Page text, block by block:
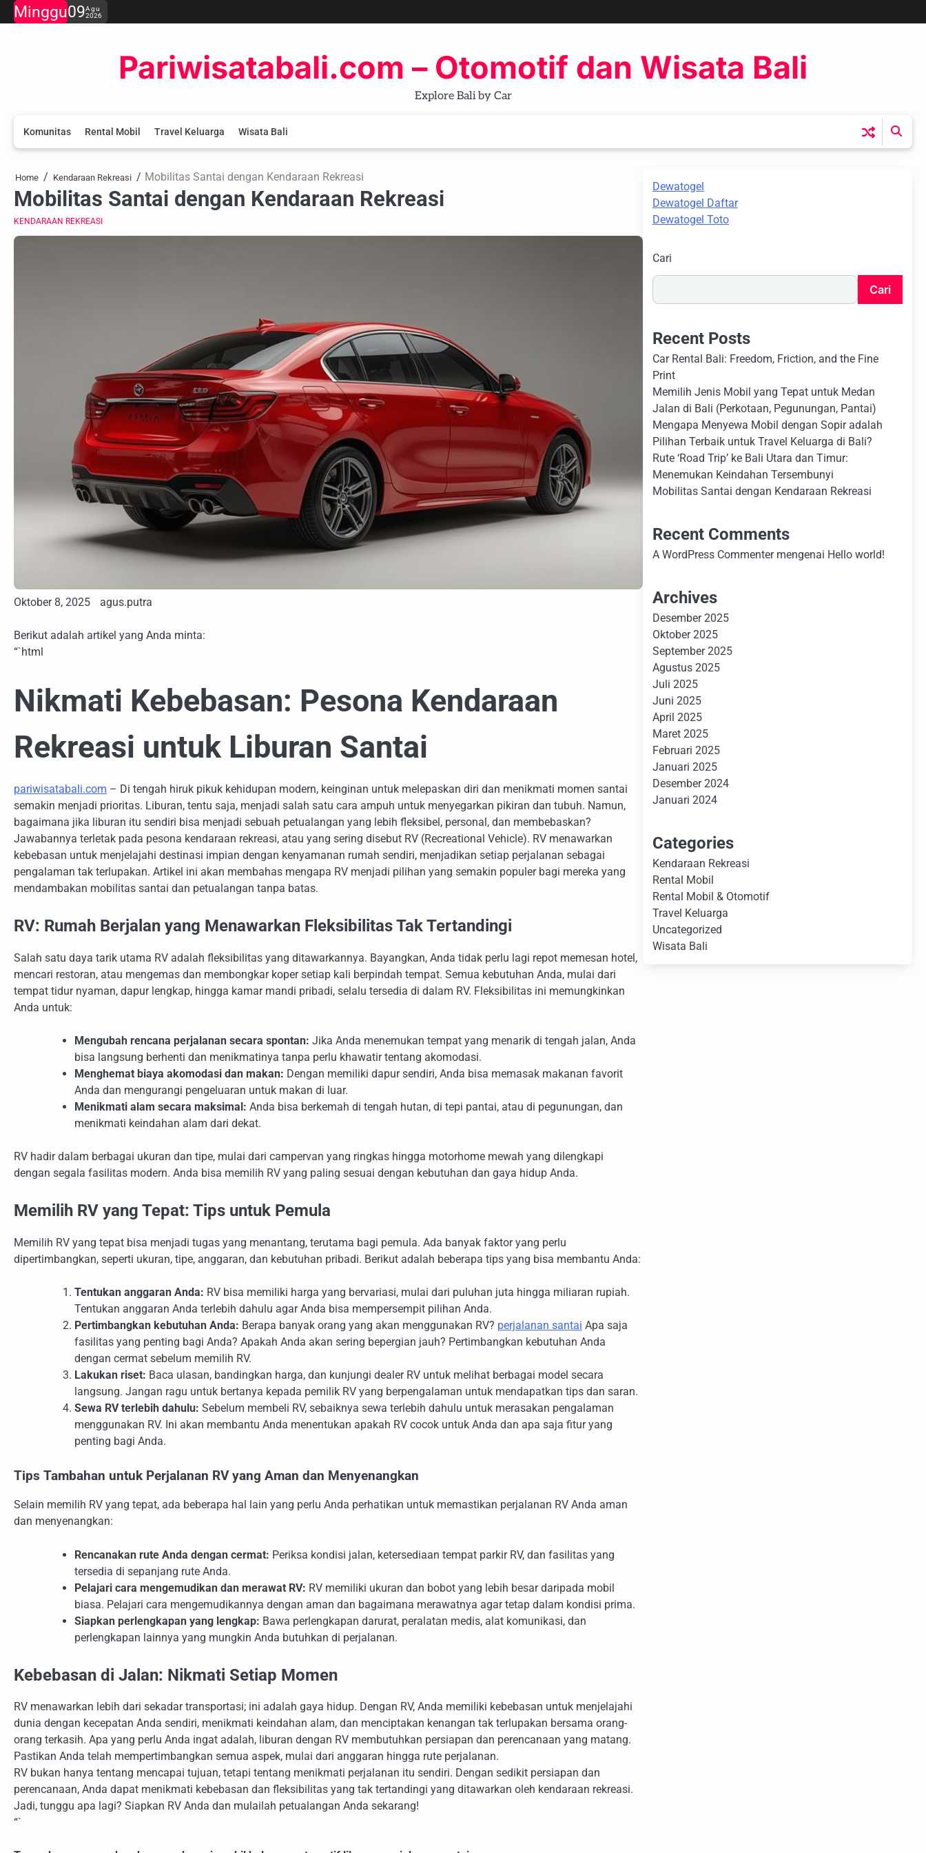
Skip
to
Minggu09Agu
2026
Pariwisatabali.com – Otomotif dan Wisata Bali
Explore Bali by Car
Komunitas Rental Mobil Travel Keluarga Wisata Bali
Home Kendaraan Rekreasi Mobilitas Santai dengan Kendaraan Rekreasi
Mobilitas Santai dengan Kendaraan Rekreasi
KENDARAAN REKREASI
Oktober 8, 2025 agus.putra
Berikut adalah artikel yang Anda minta:
“`html
Nikmati Kebebasan: Pesona Kendaraan
Rekreasi untuk Liburan Santai
pariwisatabali.com – Di tengah hiruk pikuk kehidupan modern, keinginan untuk melepaskan diri dan menikmati momen santai
semakin menjadi prioritas. Liburan, tentu saja, menjadi salah satu cara ampuh untuk menyegarkan pikiran dan tubuh. Namun,
bagaimana jika liburan itu sendiri bisa menjadi sebuah petualangan yang lebih fleksibel, personal, dan membebaskan?
Jawabannya terletak pada pesona kendaraan rekreasi, atau yang sering disebut RV (Recreational Vehicle). RV menawarkan
kebebasan untuk menjelajahi destinasi impian dengan kenyamanan rumah sendiri, menjadikan setiap perjalanan sebagai
pengalaman tak terlupakan. Artikel ini akan membahas mengapa RV menjadi pilihan yang semakin populer bagi mereka yang
mendambakan mobilitas santai dan petualangan tanpa batas.
RV: Rumah Berjalan yang Menawarkan Fleksibilitas Tak Tertandingi
Salah satu daya tarik utama RV adalah fleksibilitas yang ditawarkannya. Bayangkan, Anda tidak perlu lagi repot memesan hotel,
mencari restoran, atau mengemas dan membongkar koper setiap kali berpindah tempat. Semua kebutuhan Anda, mulai dari
tempat tidur nyaman, dapur lengkap, hingga kamar mandi pribadi, selalu tersedia di dalam RV. Fleksibilitas ini memungkinkan
Anda untuk:
Mengubah rencana perjalanan secara spontan: Jika Anda menemukan tempat yang menarik di tengah jalan, Anda
bisa langsung berhenti dan menikmatinya tanpa perlu khawatir tentang akomodasi.
Menghemat biaya akomodasi dan makan: Dengan memiliki dapur sendiri, Anda bisa memasak makanan favorit
Anda dan mengurangi pengeluaran untuk makan di luar.
Menikmati alam secara maksimal: Anda bisa berkemah di tengah hutan, di tepi pantai, atau di pegunungan, dan
menikmati keindahan alam dari dekat.
RV hadir dalam berbagai ukuran dan tipe, mulai dari campervan yang ringkas hingga motorhome mewah yang dilengkapi
dengan segala fasilitas modern. Anda bisa memilih RV yang paling sesuai dengan kebutuhan dan gaya hidup Anda.
Memilih RV yang Tepat: Tips untuk Pemula
Memilih RV yang tepat bisa menjadi tugas yang menantang, terutama bagi pemula. Ada banyak faktor yang perlu
dipertimbangkan, seperti ukuran, tipe, anggaran, dan kebutuhan pribadi. Berikut adalah beberapa tips yang bisa membantu Anda:
Tentukan anggaran Anda: RV bisa memiliki harga yang bervariasi, mulai dari puluhan juta hingga miliaran rupiah.
Tentukan anggaran Anda terlebih dahulu agar Anda bisa mempersempit pilihan Anda.
Pertimbangkan kebutuhan Anda: Berapa banyak orang yang akan menggunakan RV? perjalanan santai Apa saja
fasilitas yang penting bagi Anda? Apakah Anda akan sering bepergian jauh? Pertimbangkan kebutuhan Anda
dengan cermat sebelum memilih RV.
Lakukan riset: Baca ulasan, bandingkan harga, dan kunjungi dealer RV untuk melihat berbagai model secara
langsung. Jangan ragu untuk bertanya kepada pemilik RV yang berpengalaman untuk mendapatkan tips dan saran.
Sewa RV terlebih dahulu: Sebelum membeli RV, sebaiknya sewa terlebih dahulu untuk merasakan pengalaman
menggunakan RV. Ini akan membantu Anda menentukan apakah RV cocok untuk Anda dan apa saja fitur yang
penting bagi Anda.
Tips Tambahan untuk Perjalanan RV yang Aman dan Menyenangkan
Selain memilih RV yang tepat, ada beberapa hal lain yang perlu Anda perhatikan untuk memastikan perjalanan RV Anda aman
dan menyenangkan:
Rencanakan rute Anda dengan cermat: Periksa kondisi jalan, ketersediaan tempat parkir RV, dan fasilitas yang
tersedia di sepanjang rute Anda.
Pelajari cara mengemudikan dan merawat RV: RV memiliki ukuran dan bobot yang lebih besar daripada mobil
biasa. Pelajari cara mengemudikannya dengan aman dan bagaimana merawatnya agar tetap dalam kondisi prima.
Siapkan perlengkapan yang lengkap: Bawa perlengkapan darurat, peralatan medis, alat komunikasi, dan
perlengkapan lainnya yang mungkin Anda butuhkan di perjalanan.
Kebebasan di Jalan: Nikmati Setiap Momen
RV menawarkan lebih dari sekadar transportasi; ini adalah gaya hidup. Dengan RV, Anda memiliki kebebasan untuk menjelajahi
dunia dengan kecepatan Anda sendiri, menikmati keindahan alam, dan menciptakan kenangan tak terlupakan bersama orang-
orang terkasih. Apa yang perlu Anda ingat adalah, liburan dengan RV membutuhkan persiapan dan perencanaan yang matang.
Pastikan Anda telah mempertimbangkan semua aspek, mulai dari anggaran hingga rute perjalanan.
RV bukan hanya tentang mencapai tujuan, tetapi tentang menikmati perjalanan itu sendiri. Dengan sedikit persiapan dan
perencanaan, Anda dapat menikmati kebebasan dan fleksibilitas yang tak tertandingi yang ditawarkan oleh kendaraan rekreasi.
Jadi, tunggu apa lagi? Siapkan RV Anda dan mulailah petualangan Anda sekarang!
“`
Dewatogel
Dewatogel Daftar
Dewatogel Toto
Cari
Cari
Recent Posts
Car Rental Bali: Freedom, Friction, and the Fine
Print
Memilih Jenis Mobil yang Tepat untuk Medan
Jalan di Bali (Perkotaan, Pegunungan, Pantai)
Mengapa Menyewa Mobil dengan Sopir adalah
Pilihan Terbaik untuk Travel Keluarga di Bali?
Rute ‘Road Trip’ ke Bali Utara dan Timur:
Menemukan Keindahan Tersembunyi
Mobilitas Santai dengan Kendaraan Rekreasi
Recent Comments
A WordPress Commentermengenai Hello world!
Archives
Desember 2025
Oktober 2025
September 2025
Agustus 2025
Juli 2025
Juni 2025
April 2025
Maret 2025
Februari 2025
Januari 2025
Desember 2024
Januari 2024
Categories
Kendaraan Rekreasi
Rental Mobil
Rental Mobil & Otomotif
Travel Keluarga
Uncategorized
Wisata Bali